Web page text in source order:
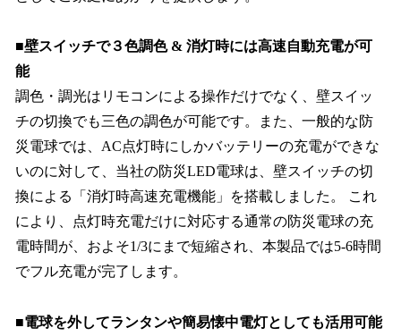
■壁スイッチで３色調色 & 消灯時には高速自動充電が可
能
調色・調光はリモコンによる操作だけでなく、壁スイッ
チの切換でも三色の調色が可能です。また、一般的な防
災電球では、AC点灯時にしかバッテリーの充電ができな
いのに対して、当社の防災LED電球は、壁スイッチの切
換による「消灯時高速充電機能」を搭載しました。 これ
により、点灯時充電だけに対応する通常の防災電球の充
電時間が、およそ1/3にまで短縮され、本製品では5-6時間
でフル充電が完了します。
■電球を外してランタンや簡易懐中電灯としても活用可能